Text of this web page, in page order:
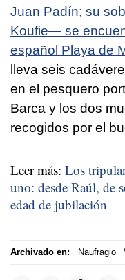
Juan Padín; su
Koufie— se
español Playa de
lleva seis
en el pesquero
Barca y los dos
recogidos por el
Leer más: Los
uno: desde Raúl, de
edad de jubilación
Archivado en: Naufragio